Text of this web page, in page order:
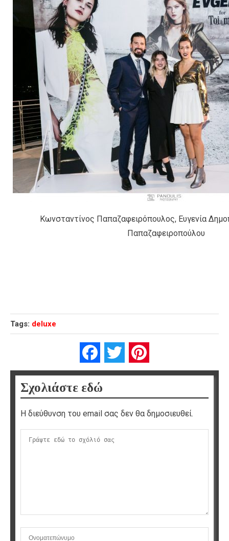
Κωνσταντίνος Παπαζαφειρόπουλος, Ευγενία
Παπαζαφειροπούλου
Tags: deluxe
FacebookTwitter
Σχολιάστε εδώ
Η διεύθυνση του email σας δεν θα δημοσιευθεί.